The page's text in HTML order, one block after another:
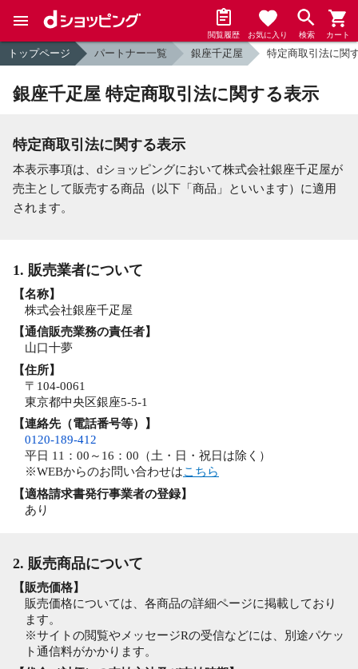
閲覧履歴 お気に入り 検索 カート
トップページ パートナー一覧 銀座千疋屋 特定商取引法に関
銀座千疋屋 特定商取引法に関する表示
特定商取引法に関する表示
本表示事項は、dショッピングにおいて株式会社銀座千疋屋が
売主として販売する商品（以下「商品」といいます）に適用
されます。
1. 販売業者について
【名称】
株式会社銀座千疋屋
【通信販売業務の責任者】
山口十夢
【住所】
〒104-0061
東京都中央区銀座5-5-1
【連絡先（電話番号等）】
0120-189-412
平日 11：00～16：00（土・日・祝日は除く）
※WEBからのお問い合わせはこちら
【適格請求書発行事業者の登録】
あり
2. 販売商品について
【販売価格】
販売価格については、各商品の詳細ページに掲載しており
ます。
※サイトの閲覧やメッセージRの受信などには、別途パケッ
ト通信料がかかります。